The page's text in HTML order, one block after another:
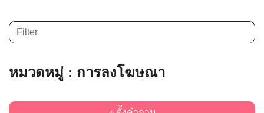
หมวดหมู่ : การลงโฆษณา